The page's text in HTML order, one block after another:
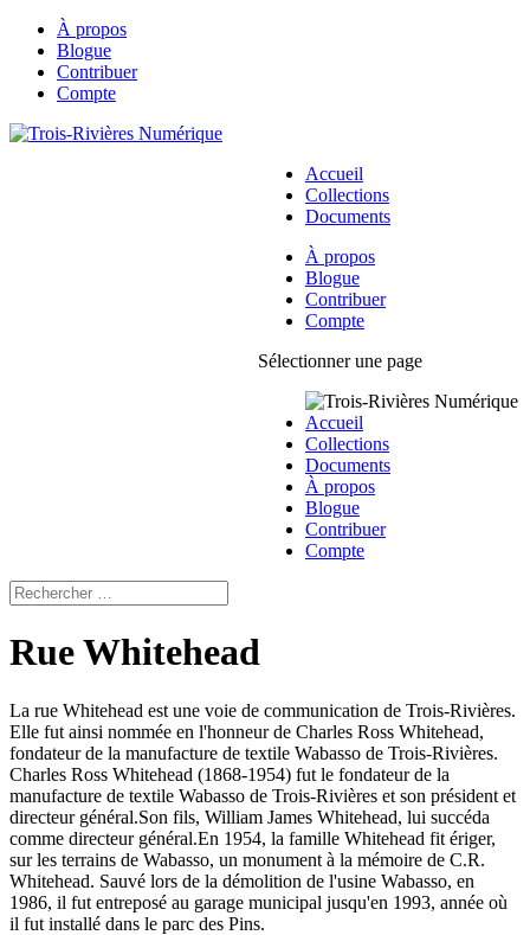
À propos
Blogue
Contribuer
Compte
Accueil
Collections
Documents
À propos
Blogue
Contribuer
Compte
Sélectionner une page
Accueil
Collections
Documents
À propos
Blogue
Contribuer
Compte
Rue Whitehead
La rue Whitehead est une voie de communication de Trois-Rivières.
Elle fut ainsi nommée en l'honneur de Charles Ross Whitehead,
fondateur de la manufacture de textile Wabasso de Trois-Rivières.
Charles Ross Whitehead (1868-1954) fut le fondateur de la
manufacture de textile Wabasso de Trois-Rivières et son président et
directeur général.Son fils, William James Whitehead, lui succéda
comme directeur général.En 1954, la famille Whitehead fit ériger,
sur les terrains de Wabasso, un monument à la mémoire de C.R.
Whitehead. Sauvé lors de la démolition de l'usine Wabasso, en
1986, il fut entreposé au garage municipal jusqu'en 1993, année où
il fut installé dans le parc des Pins.